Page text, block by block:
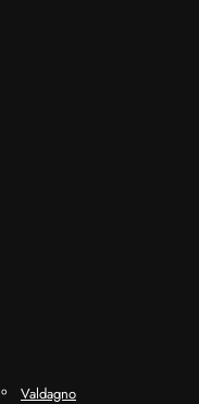
Valdagno